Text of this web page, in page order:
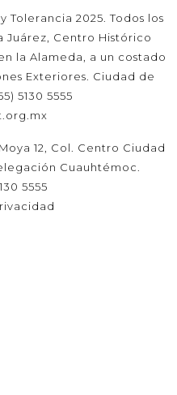
2025. Todos los
Juárez, Centro Histórico
la Alameda, a un costado
Exteriores. Ciudad de
5130 5555
12, Col. Centro Ciudad
Cuauhtémoc.
5555